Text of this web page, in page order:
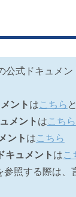
公式ドキュメン
ント はこちら と
メント はこちら
ント はこちら
キュメント はこ
照する際は、